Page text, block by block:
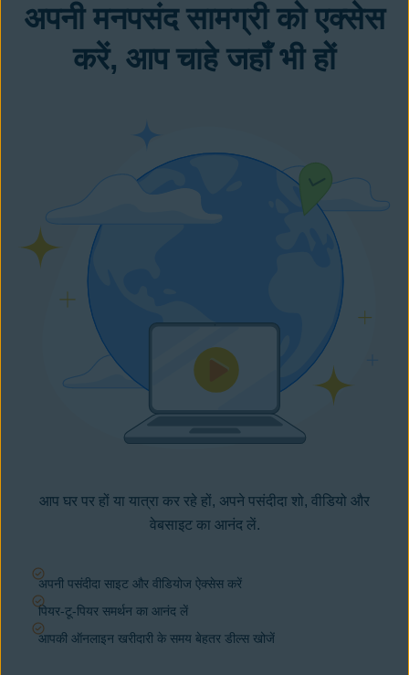
अपनी मनपसंद सामग्री को एक्सेस
करें, आप चाहे जहाँ भी हों
आप घर पर हों या यात्रा कर रहे हों, अपने पसंदीदा शो, वीडियो और
वेबसाइट का आनंद लें.
अपनी पसंदीदा साइट और वीडियोज ऐक्सेस करें
पियर-टू-पियर समर्थन का आनंद लें
आपकी ऑनलाइन खरीदारी के समय बेहतर डील्स खोजें